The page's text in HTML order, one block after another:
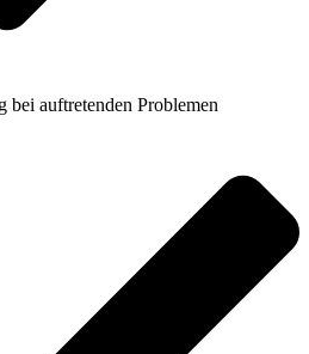
bei auftretenden Problemen